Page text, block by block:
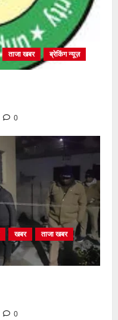
ताजा खबर ब्रेकिंग न्यूज़
0
खबर
ताजा खबर
0